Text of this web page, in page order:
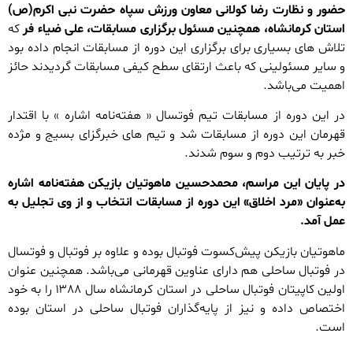
حضور و نظارت رضا کولانی معاون ورزش سپاه حضرت نبی اکرم(ص)
استان کرمانشاه، همچنین مسئول برگزاری مسابقات، علی ضیاء فر که
تلاش های بسیاری برای برگزاری این دوره از مسابقات انجام داده بود
و سایر مسئولینی که باعث ارتقای سطح کیفی مسابقات گردیدند حائز
اهمیت می‌باشد.
در این دوره از مسابقات تیم فوتسال « هفته‌نامه اشاره » با اقتدار
قهرمان این دوره از مسابقات شد و تیم های خبرگزای بسیج و مژده
خبر به ترتیب دوم و سوم شدند.
در پایان این مراسم، محمدحسین ماهوتیان بازیکن هفته‌نامه اشاره
به‌عنوان «مرد اخلاق» این دوره از مسابقات انتخاب و از وی تجلیل به
عمل آمد.
ماهوتیان بازیکن پیش‌کسوت فوتبال بوده و علاوه بر فوتبال و فوتسال
در فوتبال ساحلی هم دارای عناوین قهرمانی می‌باشد. همچنین عنوان
اولین کاپیتان فوتبال ساحلی در استان کرمانشاه سال ۱۳۸۸ را به خود
اختصاص داده و نیز از پایه‌گذاران فوتبال ساحلی در استان بوده
است.